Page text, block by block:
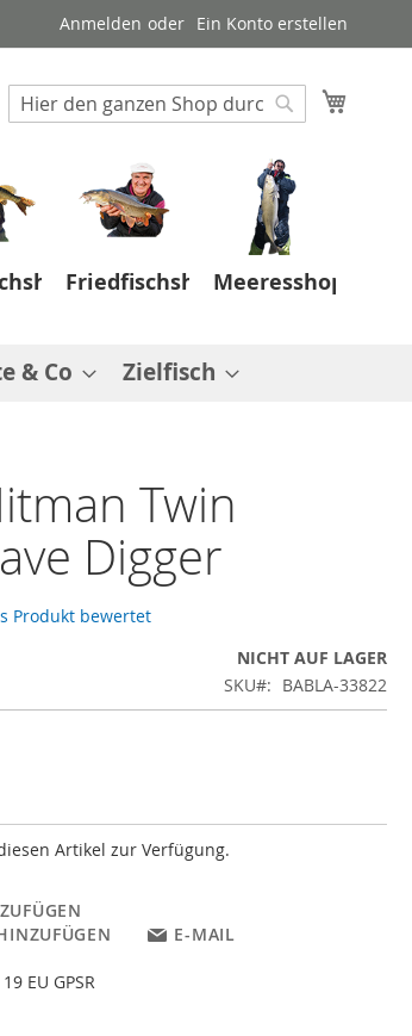
Anmelden Ein Konto erstellen
Suche
Suche
FriedfischshopMeeresshop
& Co Zielfisch
Twin
Digger
Produkt bewertet
NICHT AUF LAGER
SKU
BABLA-33822
Artikel zur Verfügung.
E-MAIL
EU GPSR